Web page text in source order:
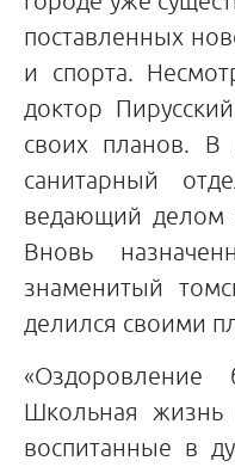
поставленных
и спорта.
доктор
своих планов. В
санитарный
ведающий делом
Вновь
знаменитый
делился своими
Школьная жизнь
воспитанные в